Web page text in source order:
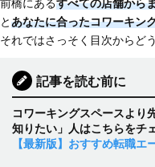
前橋にあるすべての店舗から
とあなたに合ったコワーキン
それではさっそく目次からど
記事を読む前に
コワーキングスペースより
知りたい」人はこちらをチ
【最新版】おすすめ転職エ